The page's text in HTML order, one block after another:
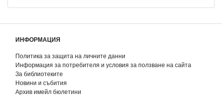
ИНФОРМАЦИЯ
Политика за защита на личните данни
Информация за потребителя и условия за ползване на сайта
За библиотеките
Новини и събития
Архив имейл бюлетини